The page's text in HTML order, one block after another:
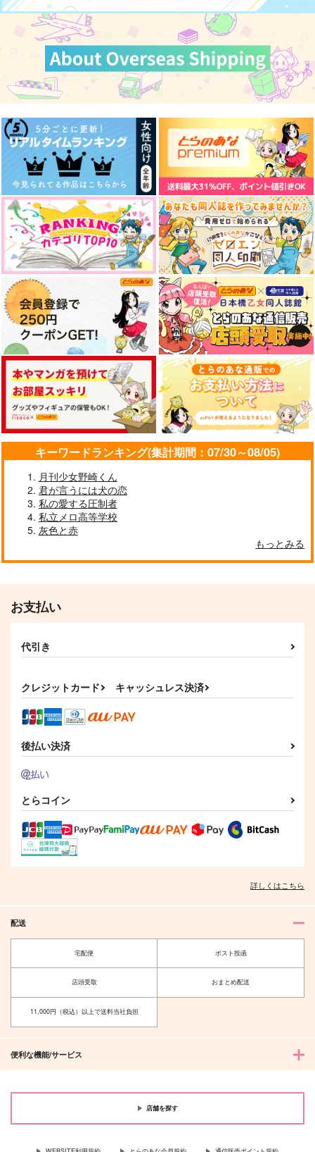
ましゅまろ御膳
1,572円（税込）
角名倫太郎×女夢主
サンプル
作品詳細
Spring
ますかっと*べりぃ
787 （税込）
角名倫太郎×女夢主
サンプル
作品詳細
CONCERTO!
NF.
660 円 （税込）
角名倫太郎×夢主
サンプル
作品詳細
私の幸せ
熱鮫やらぬ
（税込）
サンプル
作品詳細
火火
煮る花
787円（税込）
溺愛論。
まみむめも
787円（税込）
恋する惑星
spring@roll
1,100円 （税込）
角名倫太郎×女夢主
サンプル
作品詳細
モリーズ
787円（税込）
キーワードランキング(集計期間：07/30～08/05)
月刊少女野崎くん
君が言うには犬の恋
私の愛する圧制者
私立メロ高等学校
灰色と赤
もっとみる
お支払い
代引き
クレジットカード キャッシュレス決済
後払い決済
とらコイン
詳しくはこちら
配送
宅配便 ポスト投函
店頭受取 おまとめ配送
11,000円（税込）以上で送料当社負担
便利な機能/サービス
店舗を探す